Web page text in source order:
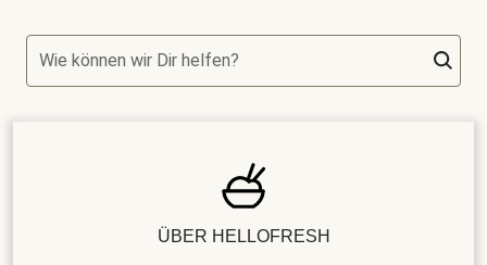
Wie können wir Dir helfen?
ÜBER HELLOFRESH